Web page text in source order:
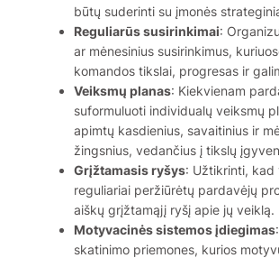
būtų suderinti su įmonės
Reguliarūs susirinkimai:
ar mėnesinius susirinkimus,
komandos tikslai, progresas ir
Veiksmų planas: Kiekvienam
suformuluoti individualų veiksmų
apimtų kasdienius, savaitinius ir
žingsnius, vedančius į tikslų
Grįžtamasis ryšys: Užtikrinti, kad
reguliariai peržiūrėtų pardavėjų
aiškų grįžtamąjį ryšį apie jų veiklą.
Motyvacinės sistemos įdiegimas
skatinimo priemones, kurios